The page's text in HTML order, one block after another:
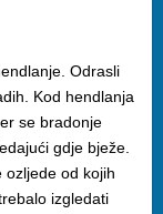
Odrasli
Kod hendlanja
se bradonje
gdje bježe.
ozljede od kojih
izgledati